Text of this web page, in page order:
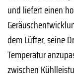
und liefert einen
dem Lüfter, seine
Temperatur
zwischen